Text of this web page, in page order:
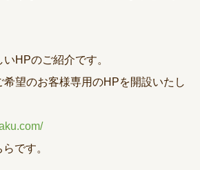
HPのご紹介です。
希望のお客様専用のHPを開設いたし
です。